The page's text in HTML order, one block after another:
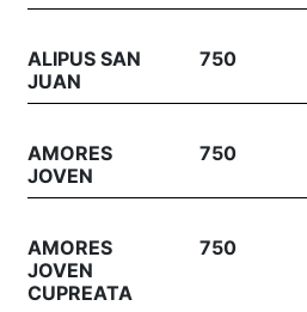
ALIPUS SAN
JUAN
750
AMORES
JOVEN
750
AMORES
JOVEN
CUPREATA
750